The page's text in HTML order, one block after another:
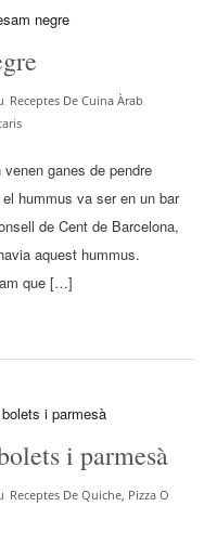
Receptes De Cuina Àrab
ganes de pendre
hummus va ser en un bar
de Cent de Barcelona,
aquest hummus.
que […]
i parmesà
Receptes De Quiche, Pizza O